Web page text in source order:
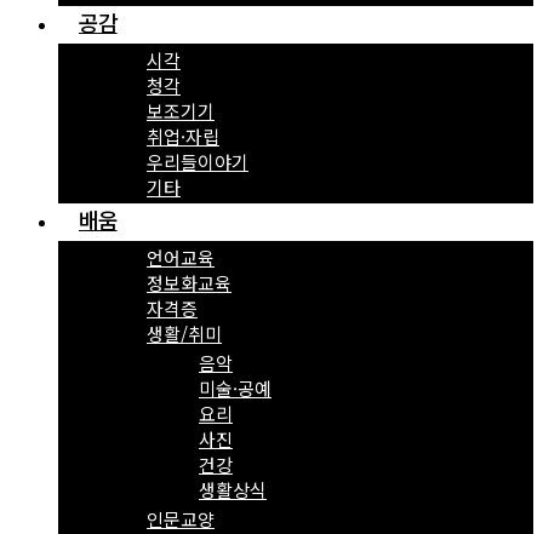
공감
시각
청각
보조기기
취업·자립
우리들이야기
기타
배움
언어교육
정보화교육
자격증
생활/취미
음악
미술·공예
요리
사진
건강
생활상식
인문교양